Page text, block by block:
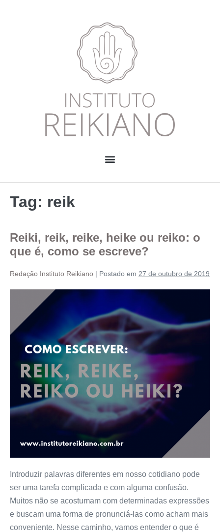
Tag: reik
Reiki, reik, reike, heike ou reiko: o
que é, como se escreve?
Redação Instituto Reikiano | Postado em 27 de outubro de 2019
Introduzir palavras diferentes em nosso cotidiano pode
ser uma tarefa complicada e com alguma confusão.
Muitos não se acostumam com determinadas expressões
e buscam uma forma de pronunciá-las como acham mais
conveniente. Nesse caminho, vamos entender o que é